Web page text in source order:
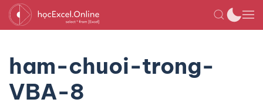
ham-chuoi-trong-
VBA-8